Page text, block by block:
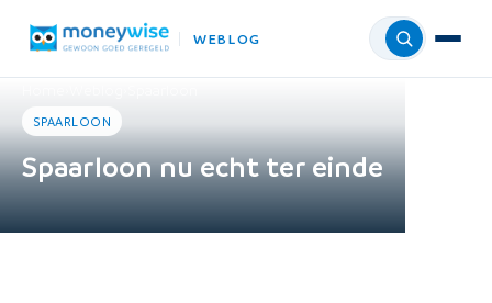
WEBLOG Menu
SPAARLOON
Spaarloon nu echt ter einde